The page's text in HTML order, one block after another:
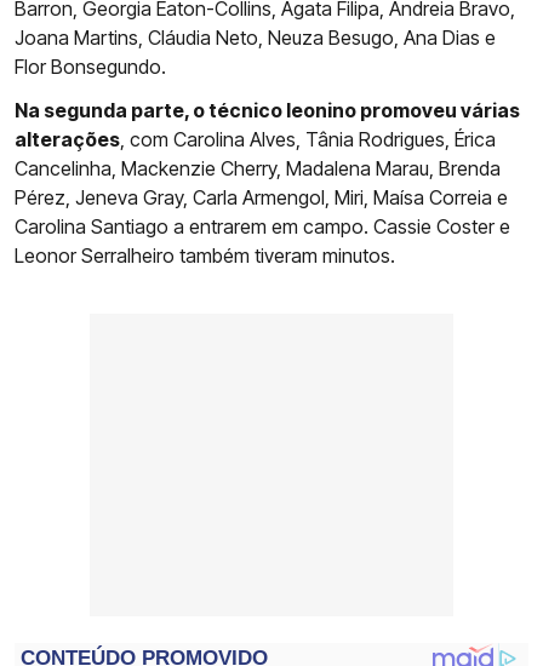
Barron, Georgia Eaton-Collins, Ágata Filipa, Andreia Bravo,
Joana Martins, Cláudia Neto, Neuza Besugo, Ana Dias e
Flor Bonsegundo.
Na segunda parte, o técnico leonino promoveu várias
alterações , com Carolina Alves, Tânia Rodrigues, Érica
Cancelinha, Mackenzie Cherry, Madalena Marau, Brenda
Pérez, Jeneva Gray, Carla Armengol, Miri, Maísa Correia e
Carolina Santiago a entrarem em campo. Cassie Coster e
Leonor Serralheiro também tiveram minutos.